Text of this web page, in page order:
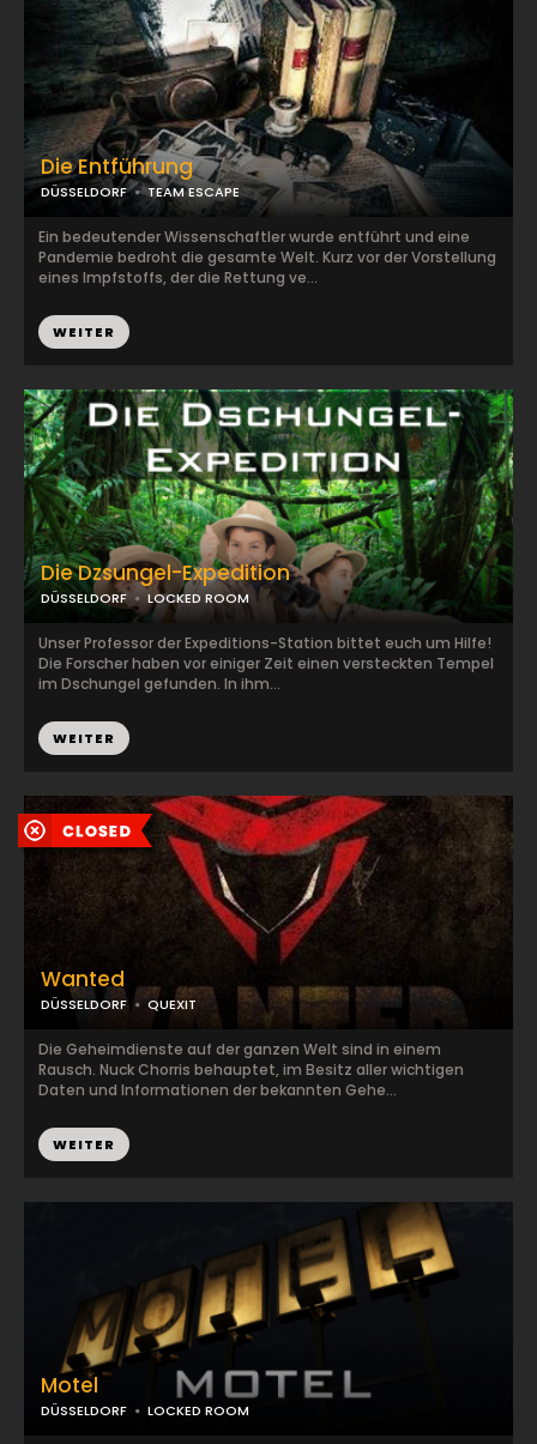
Die Entführung
DÜSSELDORF TEAM ESCAPE
Ein bedeutender Wissenschaftler wurde entführt und eine
Pandemie bedroht die gesamte Welt. Kurz vor der Vorstellung
eines Impfstoffs, der die Rettung ve...
WEITER
Die Dzsungel-Expedition
DÜSSELDORF LOCKED ROOM
Unser Professor der Expeditions-Station bittet euch um Hilfe!
Die Forscher haben vor einiger Zeit einen versteckten Tempel
im Dschungel gefunden. In ihm...
WEITER
Wanted
DÜSSELDORF QUEXIT
Die Geheimdienste auf der ganzen Welt sind in einem
Rausch. Nuck Chorris behauptet, im Besitz aller wichtigen
Daten und Informationen der bekannten Gehe...
WEITER
Motel
DÜSSELDORF LOCKED ROOM